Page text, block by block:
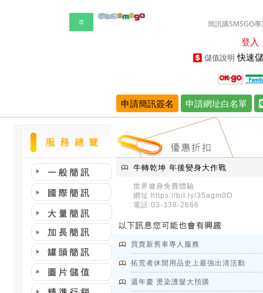
☰ 簡訊購SMSGO
登入
儲值說明 快速
申請簡訊簽名 申請網址白名單
牛轉乾坤 年後變身大作戰
世界健身免費體驗
網址:https://bit.ly/35agm0O
電話:03-338-2666
買賣新舊車專人服務
拓荒者休閒用品史上最強出清活動
週年慶 燙染護髮大預購